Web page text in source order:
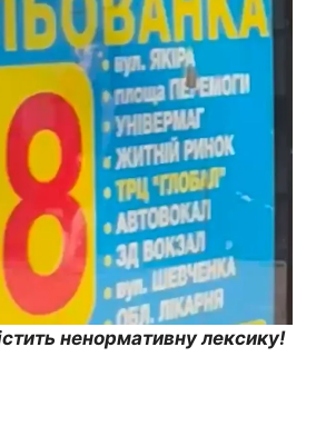
ненормативну лексику!